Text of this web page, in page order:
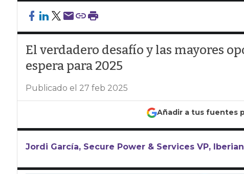
El verdadero desafío y las mayores
espera para 2025
Publicado el 27 feb 2025
Añadir a tus fuentes
Jordi García, Secure Power & Services VP,